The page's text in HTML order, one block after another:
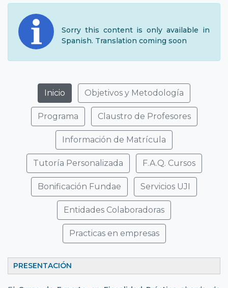
Sorry this content is only available in
Spanish. Translation coming soon
Inicio Objetivos y Metodología
Programa Claustro de Profesores
Información de Matrícula
Tutoría Personalizada F.A.Q. Cursos
Bonificación Fundae Servicios UJI
Entidades Colaboradoras
Practicas en empresas
PRESENTACIÓN